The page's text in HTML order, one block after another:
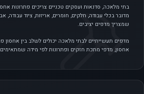
בתי מלאכה, סדנאות ועסקים טכניים צריכים פתרונות
מדובר בכלי עבודה, חלקים, חומרים, אריזות, ציוד עבודה,
שמצריך מדפים יציבים.
מדפים תעשייתיים לבתי מלאכה יכולים לשלב בין אחסון
אחסון, מדפי מתכת חזקים ופתרונות לפי מידה